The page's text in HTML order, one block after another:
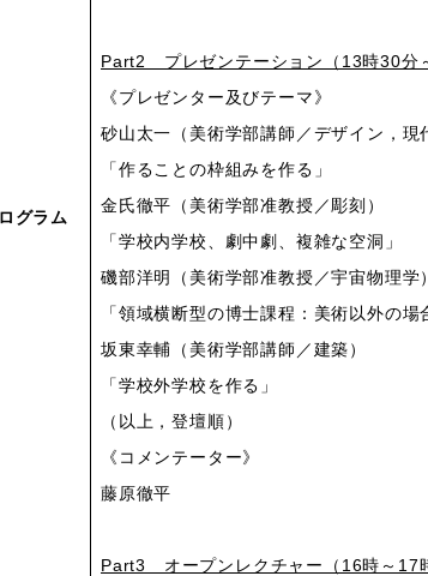
グラム
Part2 プレゼンテーション（13時30分
《プレゼンター及びテーマ》
砂山太一（美術学部講師／デザイン，現
「作ることの枠組みを作る」
金氏徹平（美術学部准教授／彫刻）
「学校内学校、劇中劇、複雑な空洞」
磯部洋明（美術学部准教授／宇宙物理学）
「領域横断型の博士課程：美術以外の場
坂東幸輔（美術学部講師／建築）
「学校外学校を作る」
（以上，登壇順）
《コメンテーター》
藤原徹平
Part3 オープンレクチャー（16時～17